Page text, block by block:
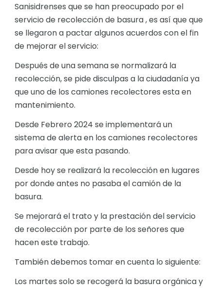
Sanisidrenses que se han preocupado por el
servicio de recolección de basura , es así que que
se llegaron a pactar algunos acuerdos con el fin
de mejorar el servicio:
Después de una semana se normalizará la
recolección, se pide disculpas a la ciudadanía ya
que uno de los camiones recolectores esta en
mantenimiento.
Desde Febrero 2024 se implementará un
sistema de alerta en los camiones recolectores
para avisar que esta pasando.
Desde hoy se realizará la recolección en lugares
por donde antes no pasaba el camión de la
basura.
Se mejorará el trato y la prestación del servicio
de recolección por parte de los señores que
hacen este trabajo.
También debemos tomar en cuenta lo siguiente:
Los martes solo se recogerá la basura orgánica y